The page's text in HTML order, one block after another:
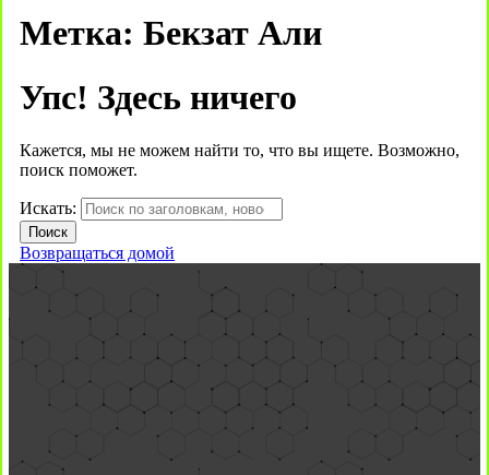
Метка: Бекзат Али
Упс! Здесь ничего
Кажется, мы не можем найти то, что вы ищете. Возможно,
поиск поможет.
Искать:
Возвращаться домой